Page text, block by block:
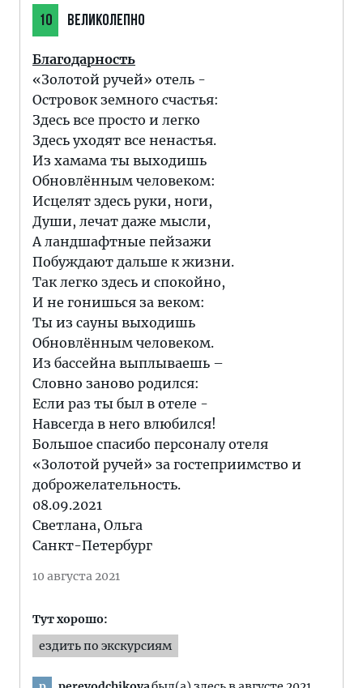
10 ВЕЛИКОЛЕПНО
Благодарность
«Золотой ручей» отель -
Островок земного счастья:
Здесь все просто и легко
Здесь уходят все ненастья.
Из хамама ты выходишь
Обновлённым человеком:
Исцелят здесь руки, ноги,
Души, лечат даже мысли,
А ландшафтные пейзажи
Побуждают дальше к жизни.
Так легко здесь и спокойно,
И не гонишься за веком:
Ты из сауны выходишь
Обновлённым человеком.
Из бассейна выплываешь –
Словно заново родился:
Если раз ты был в отеле -
Навсегда в него влюбился!
Большое спасибо персоналу отеля
«Золотой ручей» за гостеприимство и
доброжелательность.
08.09.2021
Светлана, Ольга
Санкт-Петербург
10 августа 2021
Тут хорошо:
ездить по экскурсиям